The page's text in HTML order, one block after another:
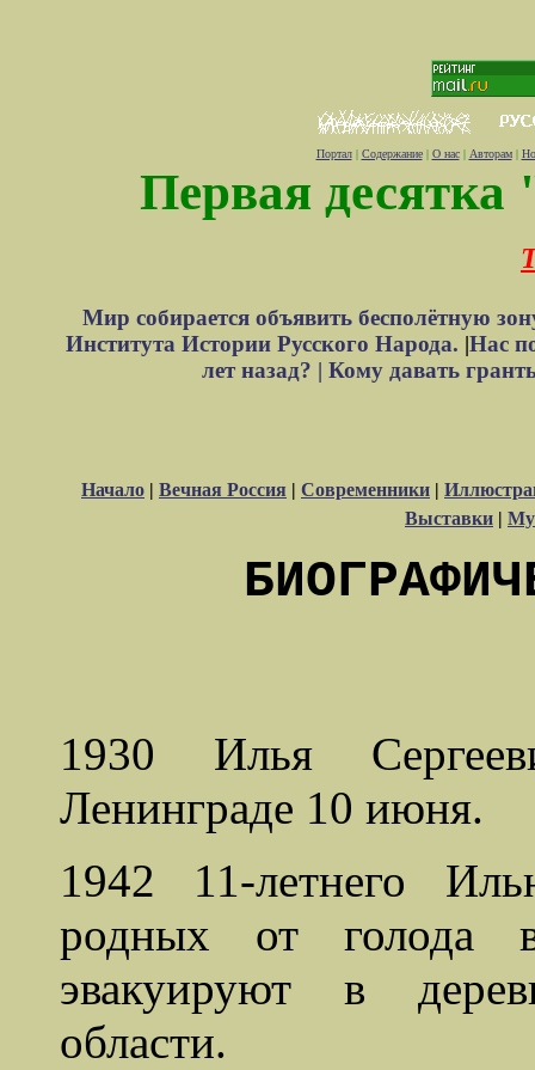
Портал| Содержание| О нас| Авторам|
Первая десятка
Мир собирается объявить бесполётную
Института Истории Русского Народа. |Нас
лет назад? | Кому давать
Начало | Вечная Россия | Современники |
Выставки |
1930 Илья
Ленинграде 10 июня.
1942 11-летнего
родных от голода
эвакуируют в
области.